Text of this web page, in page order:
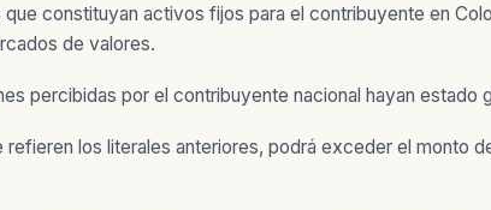
constituyan activos fijos para el contribuyente en
de valores.
percibidas por el contribuyente nacional hayan
refieren los literales anteriores, podrá exceder el